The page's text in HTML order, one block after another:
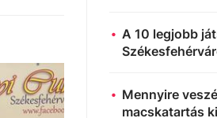
A 10 legjobb
Mennyire
macskatartás